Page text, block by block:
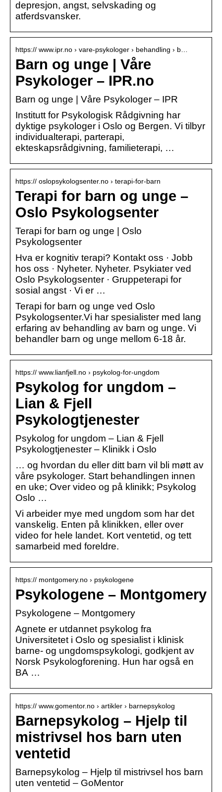
depresjon, angst, selvskading og
atferdsvansker.
https:// www.ipr.no › vare-psykologer › behandling › b…
Barn og unge | Våre
Psykologer – IPR.no
Barn og unge | Våre Psykologer – IPR
Institutt for Psykologisk Rådgivning har
dyktige psykologer i Oslo og Bergen. Vi tilbyr
individualterapi, parterapi,
ekteskapsrådgivning, familieterapi, …
https:// oslopsykologsenter.no › terapi-for-barn
Terapi for barn og unge –
Oslo Psykologsenter
Terapi for barn og unge | Oslo
Psykologsenter
Hva er kognitiv terapi? Kontakt oss · Jobb
hos oss · Nyheter. Nyheter. Psykiater ved
Oslo Psykologsenter · Gruppeterapi for
sosial angst · Vi er …
Terapi for barn og unge ved Oslo
Psykologsenter.Vi har spesialister med lang
erfaring av behandling av barn og unge. Vi
behandler barn og unge mellom 6-18 år.
https:// www.lianfjell.no › psykolog-for-ungdom
Psykolog for ungdom –
Lian & Fjell
Psykologtjenester
Psykolog for ungdom – Lian & Fjell
Psykologtjenester – Klinikk i Oslo
… og hvordan du eller ditt barn vil bli møtt av
våre psykologer. Start behandlingen innen
en uke; Over video og på klinikk; Psykolog
Oslo …
Vi arbeider mye med ungdom som har det
vanskelig. Enten på klinikken, eller over
video for hele landet. Kort ventetid, og tett
samarbeid med foreldre.
https:// montgomery.no › psykologene
Psykologene – Montgomery
Psykologene – Montgomery
Agnete er utdannet psykolog fra
Universitetet i Oslo og spesialist i klinisk
barne- og ungdomspsykologi, godkjent av
Norsk Psykologforening. Hun har også en
BA …
https:// www.gomentor.no › artikler › barnepsykolog
Barnepsykolog – Hjelp til
mistrivsel hos barn uten
ventetid
Barnepsykolog – Hjelp til mistrivsel hos barn
uten ventetid – GoMentor